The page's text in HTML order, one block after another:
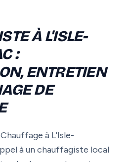
À L'ISLE-
:
ENTRETIEN
DE
à L'Isle-
à un chauffagiste local